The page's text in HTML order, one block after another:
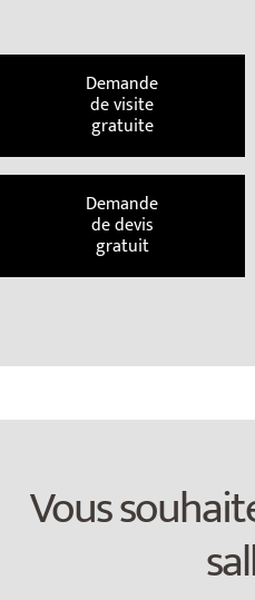
Demande
de visite
gratuite
Demande
de devis
gratuit
Vous